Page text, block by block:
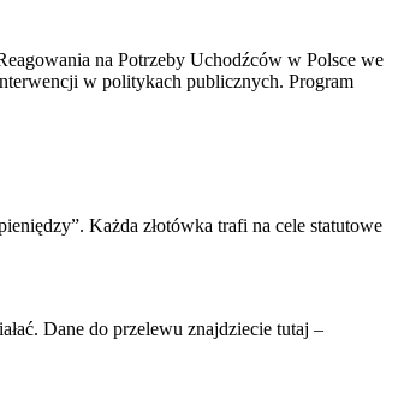
na Potrzeby Uchodźców w Polsce we
w politykach publicznych. Program
Każda złotówka trafi na cele statutowe
Dane do przelewu znajdziecie tutaj –